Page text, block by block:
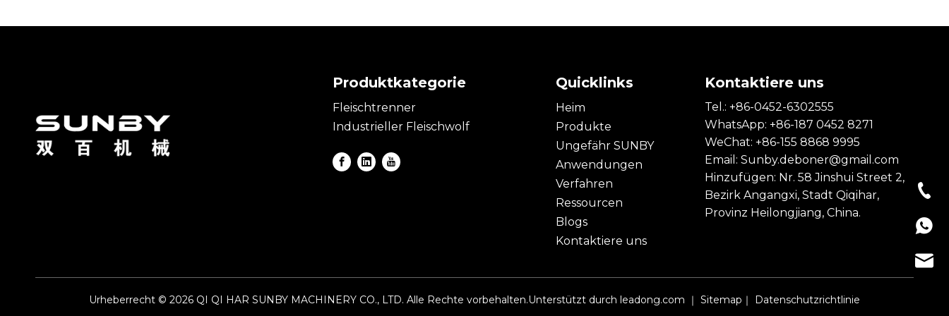
Produktkategorie
Fleischtrenner
Industrieller Fleischwolf
+86-
+86-
Quicklinks
Heim
Produkte
Ungefähr SUNBY
Anwendungen
Verfahren
Ressourcen
Blogs
Kontaktiere uns
Kontaktiere uns
Tel.: +86-0452-6302555
WhatsApp: +86-187 0452 8271
WeChat: +86-155 8868 9995
Email: Sunby.deboner@gmail.com
Hinzufügen: Nr. 58 Jinshui Street 2,
Bezirk Angangxi, Stadt Qiqihar,
Provinz Heilongjiang, China.
Urheberrecht © 2026 QI QI HAR SUNBY MACHINERY CO., LTD. Alle Rechte vorbehalten.Unterstützt durch leadong.com ｜ Sitemap ｜ Datenschutzrichtlinie